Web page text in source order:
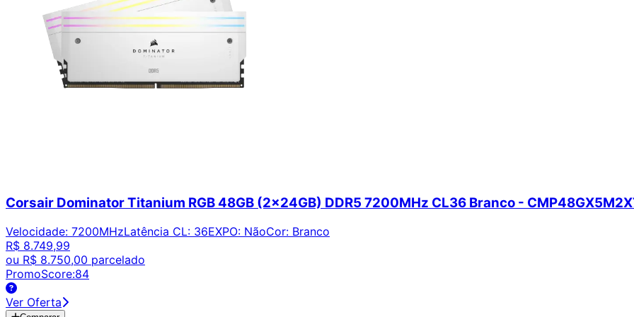
Corsair Dominator Titanium RGB 48GB (2x24GB) DDR5 7200MHz CL36 Branco -
Velocidade: 7200MHzLatência CL: 36EXPO: NãoCor: Branco
R$ 8.749,99
ou R$ 8.750,00 parcelado
PromoScore:84
Ver Oferta